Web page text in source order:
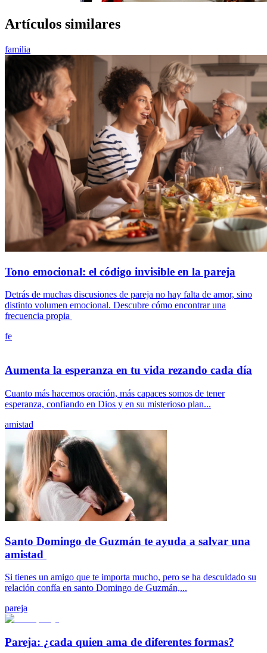
Artículos similares
familia
Tono emocional: el código invisible en la pareja
Detrás de muchas discusiones de pareja no hay falta de amor, sino
distinto volumen emocional. Descubre cómo encontrar una
frecuencia propia
fe
Aumenta la esperanza en tu vida rezando cada día
Cuanto más hacemos oración, más capaces somos de tener
esperanza, confiando en Dios y en su misterioso plan...
amistad
Santo Domingo de Guzmán te ayuda a salvar una
amistad
Si tienes un amigo que te importa mucho, pero se ha descuidado su
relación confía en santo Domingo de Guzmán,...
pareja
Pareja: ¿cada quien ama de diferentes formas?